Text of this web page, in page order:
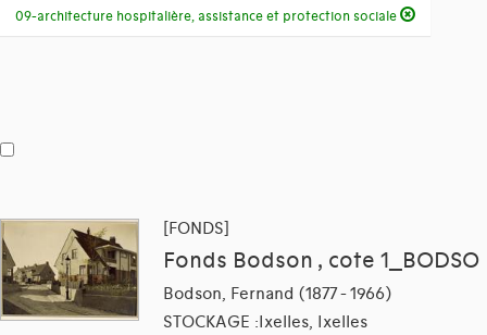
09-architecture hospitalière, assistance et protection sociale
[FONDS]
Fonds Bodson , cote 1_BODSO
Bodson, Fernand (1877 - 1966)
STOCKAGE :Ixelles, Ixelles